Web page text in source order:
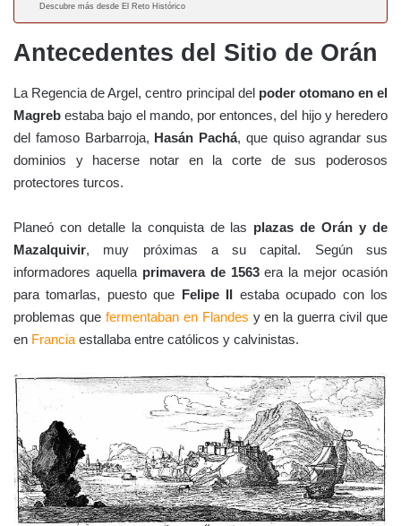
Descubre más desde El Reto Histórico
Antecedentes del Sitio de Orán
La Regencia de Argel, centro principal del poder otomano en el
Magreb estaba bajo el mando, por entonces, del hijo y heredero
del famoso Barbarroja, Hasán Pachá, que quiso agrandar sus
dominios y hacerse notar en la corte de sus poderosos
protectores turcos.
Planeó con detalle la conquista de las plazas de Orán y de
Mazalquivir, muy próximas a su capital. Según sus
informadores aquella primavera de 1563era la mejor ocasión
para tomarlas, puesto que Felipe II estaba ocupado con los
problemas que fermentaban en Flandes y en la guerra civil que
en Francia estallaba entre católicos y calvinistas.